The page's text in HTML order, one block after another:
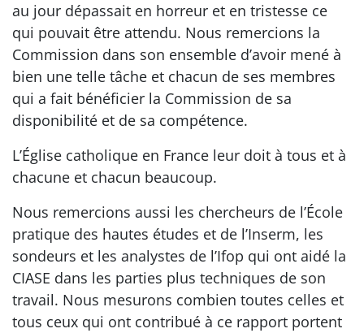
au jour dépassait en horreur et en tristesse ce
qui pouvait être attendu. Nous remercions la
Commission dans son ensemble d’avoir mené à
bien une telle tâche et chacun de ses membres
qui a fait bénéficier la Commission de sa
disponibilité et de sa compétence.
L’Église catholique en France leur doit à tous et à
chacune et chacun beaucoup.
Nous remercions aussi les chercheurs de l’École
pratique des hautes études et de l’Inserm, les
sondeurs et les analystes de l’Ifop qui ont aidé la
CIASE dans les parties plus techniques de son
travail. Nous mesurons combien toutes celles et
tous ceux qui ont contribué à ce rapport portent